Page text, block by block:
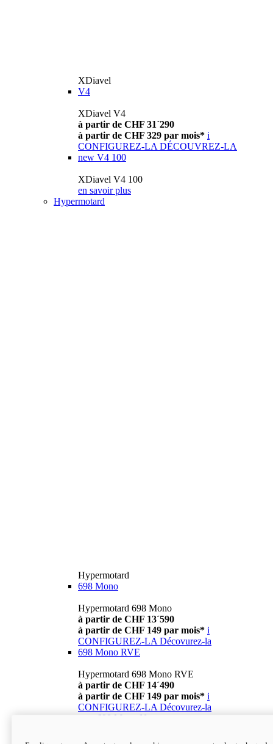
XDiavel
V4
XDiavel V4
à partir de CHF 31´290
à partir de CHF 329 par mois* i
CONFIGUREZ-LA DÉCOUVREZ-LA
new V4 100
XDiavel V4 100
en savoir plus
Hypermotard
Hypermotard
698 Mono
Hypermotard 698 Mono
à partir de CHF 13´590
à partir de CHF 149 par mois* i
CONFIGUREZ-LA Décovurez-la
698 Mono RVE
Hypermotard 698 Mono RVE
à partir de CHF 14´490
à partir de CHF 149 par mois* i
CONFIGUREZ-LA Décovurez-la
698 Mono Nera
Hypermotard 698 Mono Nera